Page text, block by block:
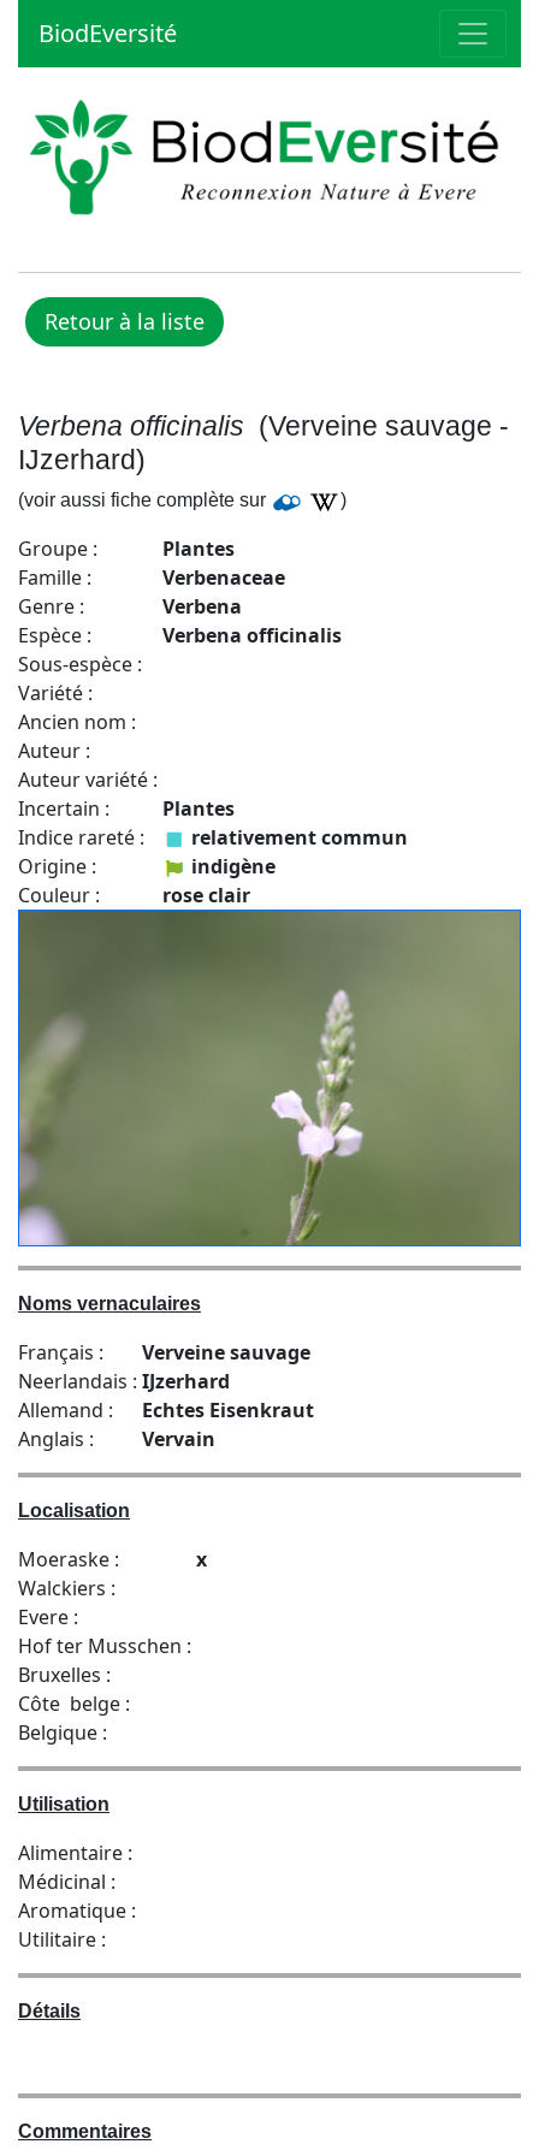
BiodEversité
Verbena officinalis (Verveine sauvage -
IJzerhard)
(voir aussi fiche complète sur )
Groupe :
Plantes
Famille :
Verbenaceae
Genre :
Verbena
Espèce :
Verbena officinalis
Sous-espèce :
Variété :
Ancien nom :
Auteur :
Auteur variété :
Incertain :
Plantes
Indice rareté :
relativement commun
Origine :
indigène
Couleur :
rose clair
Noms vernaculaires
Français :
Verveine sauvage
Neerlandais : IJzerhard
Allemand :
Echtes Eisenkraut
Anglais :
Vervain
Localisation
Moeraske :
x
Walckiers :
Evere :
Hof ter Musschen :
Bruxelles :
Côte belge :
Belgique :
Utilisation
Alimentaire :
Médicinal :
Aromatique :
Utilitaire :
Détails
Commentaires